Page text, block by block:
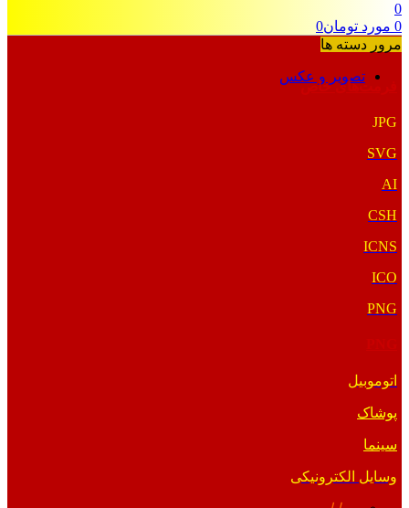
0
0 مورد تومان0
مرور دسته ها
تصویر و عکس
فرمت‌های خاص
JPG
SVG
AI
CSH
ICNS
ICO
PNG
اتوموبیل
پوشاک
سینما
وسایل الکترونیکی